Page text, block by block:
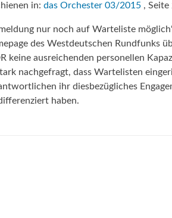
in: das Orchester 03/2015 , Seite
nur noch auf Warteliste
des Westdeutschen Rundfunks
keine ausreichenden personellen
nachgefragt, dass Wartelisten
ihr diesbezügliches
haben.